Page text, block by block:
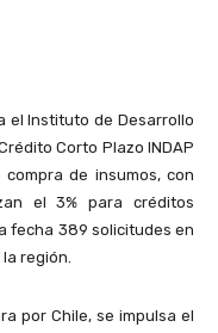
el Instituto de Desarrollo
Corto Plazo INDAP
de insumos, con
el 3% para créditos
fecha 389 solicitudes en
región.
por Chile, se impulsa el